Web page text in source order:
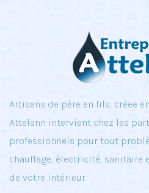
Artisans de père en fils, créee
Attelann intervient chez les
professionnels pour tout
chauffage, électricité, sanitaire
de votre intérieur.